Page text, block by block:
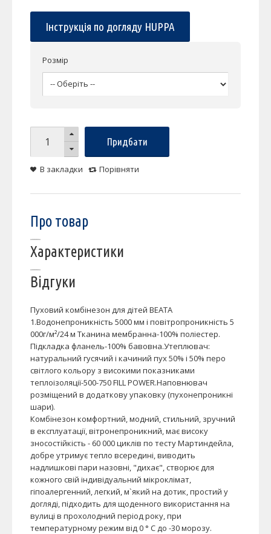
Інструкція по догляду HUPPA
Розмір
Придбати
В закладки Порівняти
Про товар
Характеристики
Відгуки
Пуховий комбінезон для дітей BEATA
1.Водонепроникність 5000 мм і повітропроникність 5
000г/м²/24 м Тканина мембранна-100% поліестер.
Підкладка фланель-100% бавовна.Утеплювач:
натуральний гусячий і качиний пух 50% і 50% перо
світлого кольору з високими показниками
теплоізоляції-500-750 FILL POWER.Наповнювач
розміщений в додаткову упаковку (пухонепроникні
шари).
Комбінезон комфортний, модний, стильний, зручний
в експлуатації, вітронепроникний, має високу
зносостійкість - 60 000 циклів по тесту Мартиндейла,
добре утримує тепло всередині, виводить
надлишкові пари назовні, "дихає", створює для
кожного свій індивідуальний мікроклімат,
гіпоалергенний, легкий, м`який на дотик, простий у
догляді, підходить для щоденного використання на
вулиці в прохолодний період року, при
температурному режим від 0 ° C до -30 морозу.